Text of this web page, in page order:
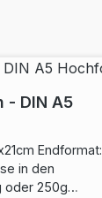
- DIN A5
Endformat:
in den
oder 250g